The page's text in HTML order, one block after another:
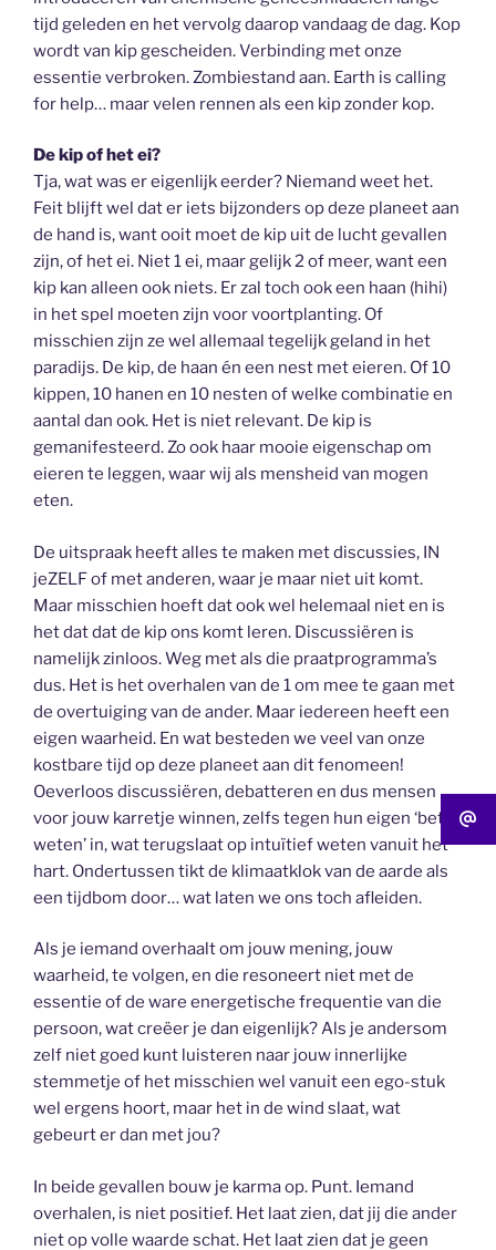
tijd geleden en het vervolg daarop vandaag de dag. Kop
wordt van kip gescheiden. Verbinding met onze
essentie verbroken. Zombiestand aan. Earth is calling
for help… maar velen rennen als een kip zonder kop.
De kip of het ei?
Tja, wat was er eigenlijk eerder? Niemand weet het.
Feit blijft wel dat er iets bijzonders op deze planeet aan
de hand is, want ooit moet de kip uit de lucht gevallen
zijn, of het ei. Niet 1 ei, maar gelijk 2 of meer, want een
kip kan alleen ook niets. Er zal toch ook een haan (hihi)
in het spel moeten zijn voor voortplanting. Of
misschien zijn ze wel allemaal tegelijk geland in het
paradijs. De kip, de haan én een nest met eieren. Of 10
kippen, 10 hanen en 10 nesten of welke combinatie en
aantal dan ook. Het is niet relevant. De kip is
gemanifesteerd. Zo ook haar mooie eigenschap om
eieren te leggen, waar wij als mensheid van mogen
eten.
De uitspraak heeft alles te maken met discussies, IN
jeZELF of met anderen, waar je maar niet uit komt.
Maar misschien hoeft dat ook wel helemaal niet en is
het dat dat de kip ons komt leren. Discussiëren is
namelijk zinloos. Weg met als die praatprogramma’s
dus. Het is het overhalen van de 1 om mee te gaan met
de overtuiging van de ander. Maar iedereen heeft een
eigen waarheid. En wat besteden we veel van onze
kostbare tijd op deze planeet aan dit fenomeen!
Oeverloos discussiëren, debatteren en dus mensen
voor jouw karretje winnen, zelfs tegen hun eigen ‘beter
weten’ in, wat terugslaat op intuïtief weten vanuit het
hart. Ondertussen tikt de klimaatklok van de aarde als
een tijdbom door… wat laten we ons toch afleiden.
Als je iemand overhaalt om jouw mening, jouw
waarheid, te volgen, en die resoneert niet met de
essentie of de ware energetische frequentie van die
persoon, wat creëer je dan eigenlijk? Als je andersom
zelf niet goed kunt luisteren naar jouw innerlijke
stemmetje of het misschien wel vanuit een ego-stuk
wel ergens hoort, maar het in de wind slaat, wat
gebeurt er dan met jou?
In beide gevallen bouw je karma op. Punt. Iemand
overhalen, is niet positief. Het laat zien, dat jij die ander
niet op volle waarde schat. Het laat zien dat je geen